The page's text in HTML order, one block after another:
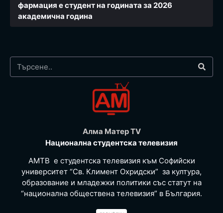
фармация e студент на годината за 2026
академична година
Алма Матер TV
Национална студентска телевизия
АМТВ е студентска телевизия към Софийски
университет “Св. Климент Охридски” за култура,
образование и младежки политики със статут на
“национална обществена телевизия” в България.